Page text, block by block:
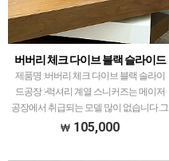
버버리 체크 다이브 블랙 슬라이드
제품명 :버버리 체크 다이브 블랙 슬라이
드공장 :-럭셔리 계열 스니커즈는 메이저
공장에서 취급되는 모델 많이 없습니다.그
래서 전문적으로 취급하는 공장과제가 현
105,000